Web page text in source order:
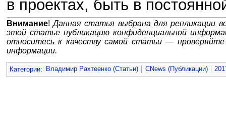
в проектах, быть в
Внимание!Данная статья выбрана для репликации
этой статье публикацию конфиденциальной
относитесь к качеству самой статьи —
информации.
Категории: Владимир Рахтеенко (Статьи) CNews (Публикации)